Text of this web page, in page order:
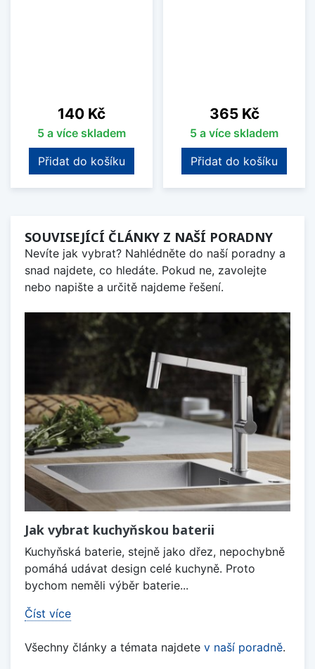
Cena
140 Kč
5 a více skladem
Přidat do košíku
Cena
365 Kč
5 a více skladem
Přidat do košíku
SOUVISEJÍCÍ ČLÁNKY Z NAŠÍ PORADNY
Nevíte jak vybrat? Nahlédněte do naší poradny a
snad najdete, co hledáte. Pokud ne, zavolejte
nebo napište a určitě najdeme řešení.
Jak vybrat kuchyňskou baterii
Kuchyňská baterie, stejně jako dřez, nepochybně
pomáhá udávat design celé kuchyně. Proto
bychom neměli výběr baterie...
Číst více
Všechny články a témata najdete v naší poradně.